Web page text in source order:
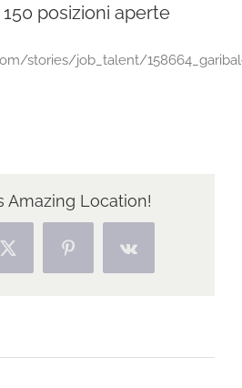
posizioni aperte
stories/job_talent/
Amazing Location!
X PinterestVk